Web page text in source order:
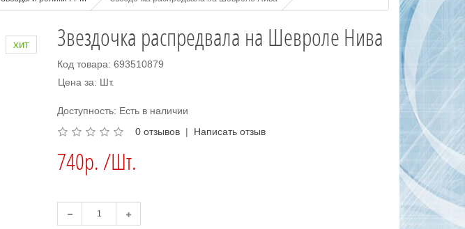
хит Звездочка распредвала на Шевроле Нива
Код товара: 693510879
Цена за: Шт.
Доступность: Есть в наличии
0 отзывов | Написать отзыв
740р. /Шт.